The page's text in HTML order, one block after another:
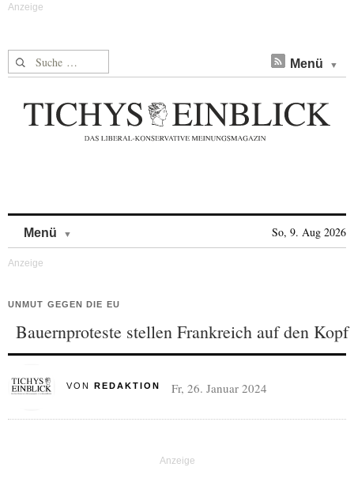
Suche nach: Menü
Menü So, 9. Aug 2026
UNMUT GEGEN DIE EU
Bauernproteste stellen Frankreich auf den Kopf
VON REDAKTION Fr, 26. Januar 2024